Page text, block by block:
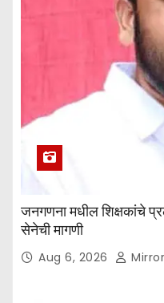
जनगणना मधील शिक्षकांचे
सेनेची मागणी
Aug 6, 2026 Mirror